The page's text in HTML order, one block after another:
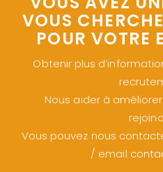
VOUS
POUR VOTRE
Obtenir plus
Nous aider à
Vous pouvez nous
/ email